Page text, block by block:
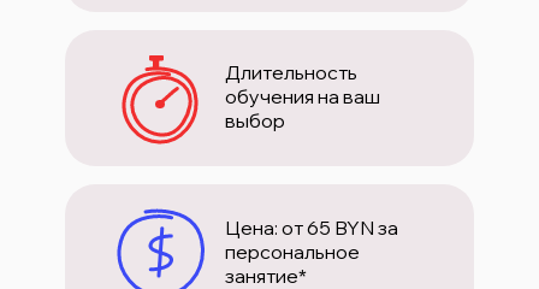
Длительность
обучения на ваш
выбор
Цена: от 65 BYN за
персональное
занятие*